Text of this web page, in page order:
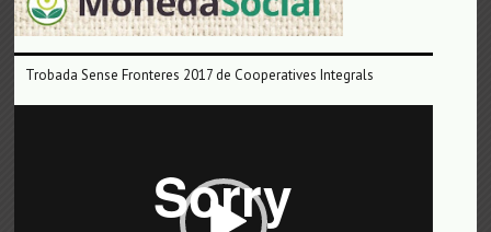
Trobada Sense Fronteres 2017 de Cooperatives Integrals